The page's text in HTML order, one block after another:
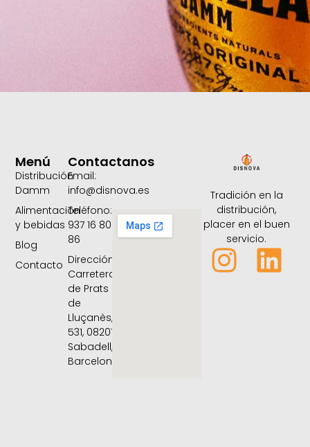
Tradición en la
distribución,
placer en el buen
servicio.
Menú
Distribución
Damm
Alimentación
y bebidas
Blog
Contacto
Contactanos
Email:
info@disnova.es
Teléfono:
937 16 80
86
Dirección:
Carretera
de Prats
de
Lluçanès,
531, 08207
Sabadell,
Barcelona